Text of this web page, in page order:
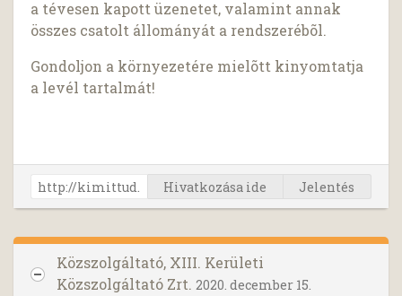
a tévesen kapott üzenetet, valamint annak
összes csatolt állományát a rendszerébõl.
Gondoljon a környezetére mielõtt kinyomtatja
a levél tartalmát!
Hivatkozása ide Jelentés
Közszolgáltató, XIII. Kerületi
Közszolgáltató Zrt. 2020. december 15.